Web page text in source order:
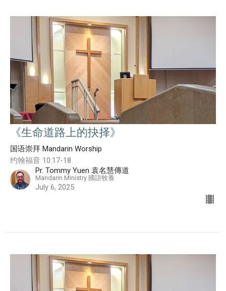
《生命道路上的抉择》
国语崇拜 Mandarin Worship
约翰福音 10:17-18
Pr. Tommy Yuen 袁名慧傳道
Mandarin Ministry 國語牧養
July 6, 2025